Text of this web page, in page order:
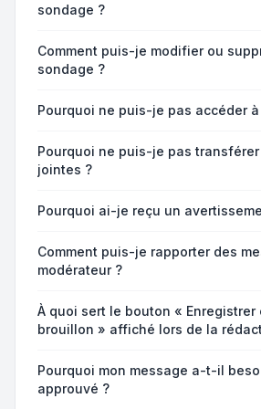
sondage ?
Comment puis-je modifier ou
sondage ?
Pourquoi ne puis-je pas accéder
Pourquoi ne puis-je pas
jointes ?
Pourquoi ai-je reçu un
Comment puis-je rapporter des
modérateur ?
À quoi sert le bouton « Enregistrer
brouillon » affiché lors de la
Pourquoi mon message a-t-il
approuvé ?